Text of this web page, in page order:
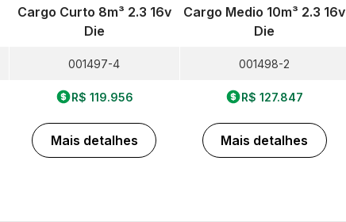
Cargo Curto 8m³ 2.3 16v
Die
001497-4
R$ 119.956
Mais detalhes
Cargo Medio 10m³ 2.3 16v
Die
001498-2
R$ 127.847
Mais detalhes